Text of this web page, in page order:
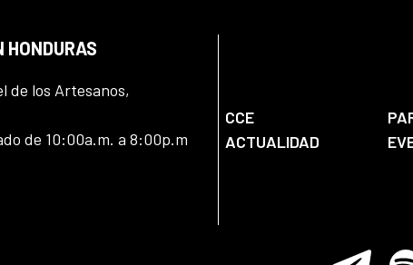
HONDURAS
de los Artesanos,
de 10:00a.m. a 8:00p.m
CCE
ACTUALIDAD
Telegram